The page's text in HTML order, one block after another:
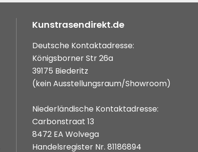
Kunstrasendirekt.de
Deutsche Kontaktadresse:
Königsborner Str 26a
39175 Biederitz
(kein Ausstellungsraum/Showroom)
Niederländische Kontaktadresse:
Carbonstraat 13
8472 EA Wolvega
Handelsregister Nr. 81186894